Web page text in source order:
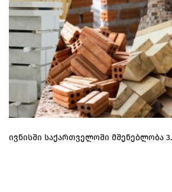
ივნისში საქართველოში მშენებლობა